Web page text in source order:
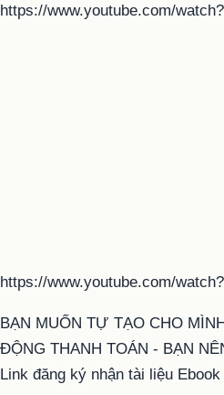
https://www.youtube.com/
https://www.youtube.com/
BẠN MUỐN TỰ TẠO CHO
ĐỘNG THANH TOÁN - BẠN
Link đăng ký nhận tài liệu